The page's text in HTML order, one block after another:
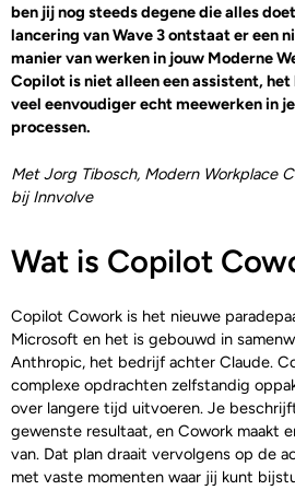
ben jij nog steeds degene die alles
lancering van Wave 3 ontstaat er een
manier van werken in jouw Moderne
Copilot is niet alleen een assistent, het
veel eenvoudiger echt meewerken in
processen.
Met Jorg Tibosch, Modern Workplace
bij Innvolve
Wat is Copilot
Copilot Cowork is het nieuwe
Microsoft en het is gebouwd in
Anthropic, het bedrijf achter Claude.
complexe opdrachten zelfstandig
over langere tijd uitvoeren. Je
gewenste resultaat, en Cowork maakt
van. Dat plan draait vervolgens op de
met vaste momenten waar jij kunt